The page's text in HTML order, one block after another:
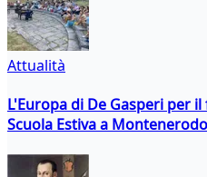
Attualità
L'Europa di De Gasperi per
Scuola Estiva a